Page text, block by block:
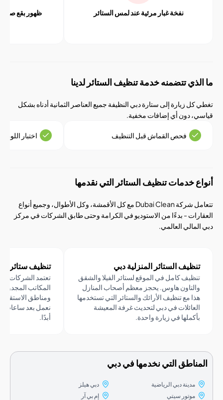
نفخة غبار مرئية عند لمس الستائر
ظهور بقع صفراء أو
تتضمنه خدمة تنظيف الستائر لدينا
زيارة إلى ستارة دبي النظيفة جميع العناصر الثمانية أدناه بشكل
دون أي إضافات مخفية.
فحص القماش قبل التنظيف اختبار اللون والانكماش
خدمات تنظيف الستائر التي نقدمها
تتعامل شركة Dubai Clean مع كل الأقمشة، وكل الأطوال، وجميع أنواع
- بدءًا من الاستوديو في الكرامة وحتى طابق الشركات في مركز
العالمي.
الستائر المنزلية دبي
كامل في الموقع لستائر الفيلا والشقق
هاوس. يحجز معظم أصحاب المنازل
مع تنظيف الأرائك والستائر التي تستخدمها
في دبي لتحديث غرفة المعيشة
في زيارة واحدة.
تنظيف ستائر المكاتب
تعتمد الشركات في دبي
المكاتب المجدولة في غرف
ومناطق الاستقبال
نعمل بعد ساعات العمل حتى
التي نخدمها في دبي
مدينة دبي الرياضية
موتور سيتي
دبي هيلز